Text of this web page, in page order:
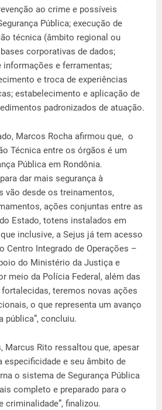
ao crime e possíveis
Pública; execução de
técnica (âmbito regional ou
corporativas de dados;
e ferramentas;
e troca de experiências
estabelecimento e aplicação de
padronizados de atuação.
Marcos Rocha afirmou que, o
Técnica entre os órgãos é um
Pública em Rondônia.
dar mais segurança à
vão desde os treinamentos,
ações conjuntas entre as
Estado, totens instalados em
inclusive, a Sejus já tem acesso
Centro Integrado de Operações –
do Ministério da Justiça e
meio da Polícia Federal, além das
teremos novas ações
o que representa um avanço
pública”, concluiu.
Marcus Rito ressaltou que, apesar
especificidade e seu âmbito de
o sistema de Segurança Pública
completo e preparado para o
criminalidade”, finalizou.